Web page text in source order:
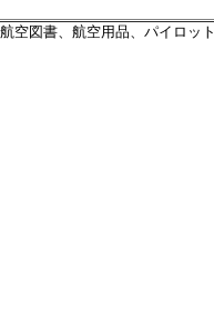
空図書、航空用品、パイロッ